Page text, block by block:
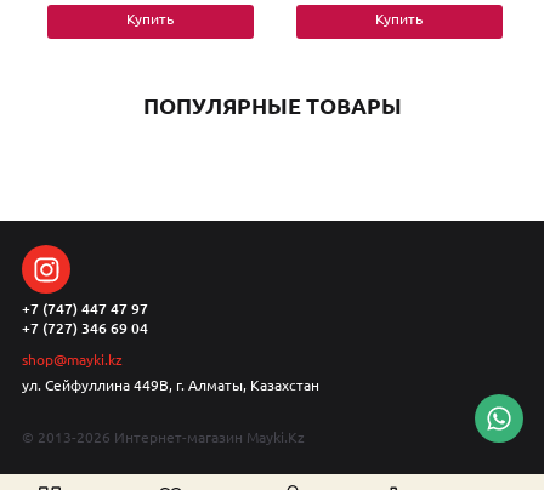
Купить Купить
ПОПУЛЯРНЫЕ ТОВАРЫ
+7 (747) 447 47 97
+7 (727) 346 69 04
shop@mayki.kz
ул. Сейфуллина 449В, г. Алматы, Казахстан
© 2013-2026 Интернет-магазин Mayki.Kz